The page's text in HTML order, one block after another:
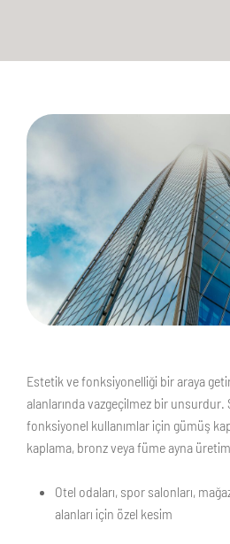
Estetik ve fonksiyonelliği bir araya
alanlarında vazgeçilmez bir unsurdur.
fonksiyonel kullanımlar için gümüş
kaplama, bronz veya füme ayna
Otel odaları, spor salonları,
alanları için özel kesim